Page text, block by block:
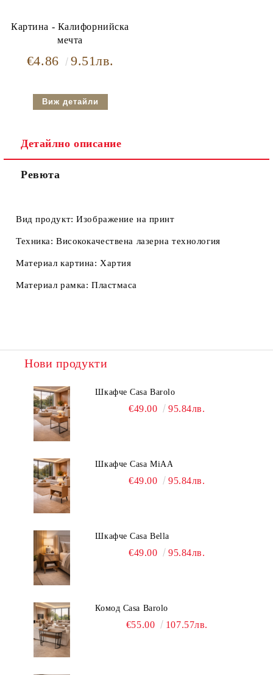
Картина - Калифорнийска
мечта
€4.86 9.51лв.
Виж детайли
Детайлно описание
Ревюта
Вид продукт:Изображение на принт
Техника:Висококачествена лазерна технология
Материал картина: Хартия
Материал рамка: Пластмаса
Нови продукти
Шкафче Casa Barolo
€49.00 95.84лв.
Шкафче Casa MiAA
€49.00 95.84лв.
Шкафче Casa Bella
€49.00 95.84лв.
Комод Casa Barolo
€55.00 107.57лв.